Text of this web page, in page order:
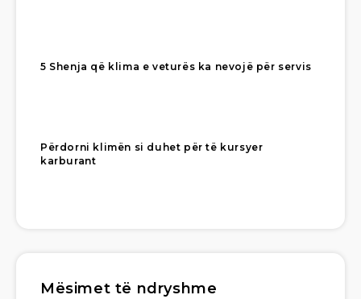
5 Shenja që klima e veturës ka nevojë për servis
Përdorni klimën si duhet për të kursyer
karburant
Mësimet të ndryshme